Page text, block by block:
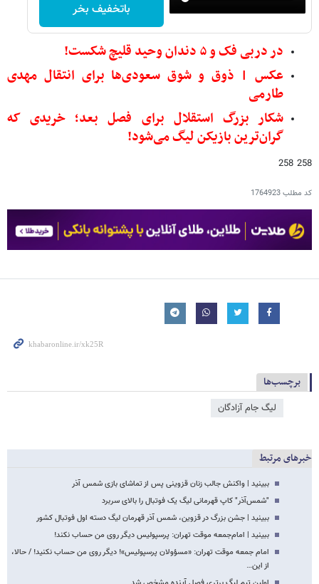
باتخفیف بخر
در دربی فک و ۵ دندان وحید قلیچ شکست!
عکس | ذوق و شوق سعودی‌ها برای انتقال مهدی
طارمی
شکار بزرگ استقلال برای فصل بعد؛ خریدی که
گران‌ترین بازیکن لیگ می‌شود!
258 258
کد مطلب1764923
برچسب‌ها
لیگ جام آزادگان
خبرهای مرتبط
ببینید | واکنش جالب زنان قزوینی پس از تماشای بازی شمس آذر
"شمس‌آذر" کاپ قهرمانی لیگ یک فوتبال را بالای سربرد
ببینید | جشن بزرگ در قزوین، شمس آذر قهرمان لیگ دسته اول فوتبال کشور
ببینید | ‌امام‌جمعه موقت تهران: پرسپولیس دیگر روی من حساب نکند!
امام جمعه موقت تهران: «مسؤولان پرسپولیس»! دیگر روی من حساب نکنید! / حالا،
از این…